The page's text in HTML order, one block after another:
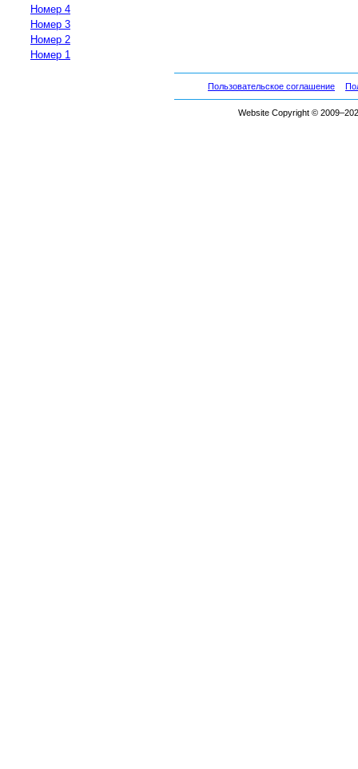
Номер 4
Номер 3
Номер 2
Номер 1
Пользовательское соглашение
Website Copyright ©